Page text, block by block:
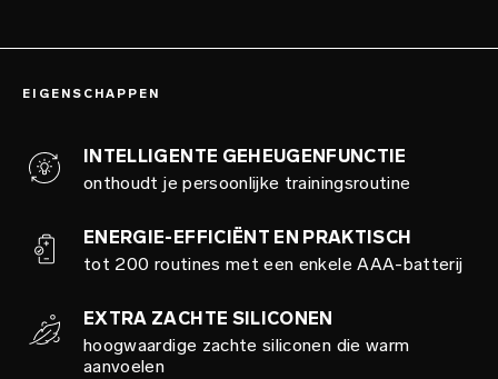
EIGENSCHAPPEN
INTELLIGENTE GEHEUGENFUNCTIE
onthoudt je persoonlijke trainingsroutine
ENERGIE-EFFICIËNT EN PRAKTISCH
tot 200 routines met een enkele AAA-batterij
EXTRA ZACHTE SILICONEN
hoogwaardige zachte siliconen die warm
aanvoelen